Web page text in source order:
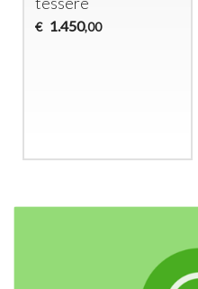
€ 1.450,00